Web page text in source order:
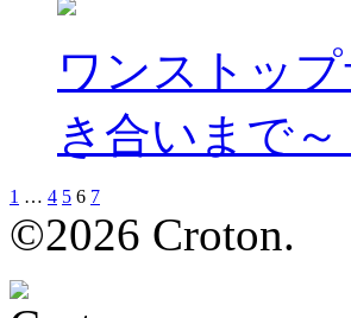
ワンストッ
き合いまで
1 … 4 5 6 7
©2026 Croton.